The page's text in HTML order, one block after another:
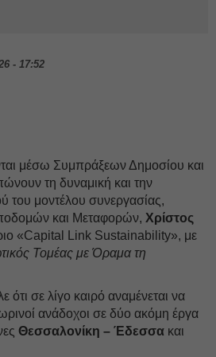
- 17:52
μέσω Συμπράξεων Δημοσίου και
τη δυναμική και την
του μοντέλου συνεργασίας,
και Μεταφορών, Χρίστος
«Capital Link Sustainability», με
Τομέας με Όραμα τη
σε λίγο καιρό αναμένεται να
ανάδοχοι σε δύο ακόμη έργα
Θεσσαλονίκη – Έδεσσα και